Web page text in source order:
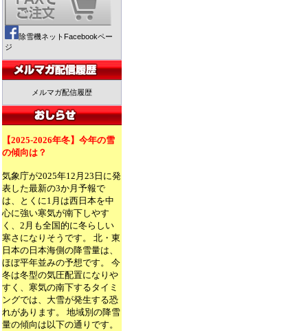
除雪機ネットFacebookペー
ジ
メルマガ配信履歴
【2025-2026年冬】今年の雪
の傾向は？
気象庁が2025年12月23日に発
表した最新の3か月予報で
は、とくに1月は西日本を中
心に強い寒気が南下しやす
く、2月も全国的に冬らしい
寒さになりそうです。 北・東
日本の日本海側の降雪量は、
ほぼ平年並みの予想です。 今
冬は冬型の気圧配置になりや
すく、寒気の南下するタイミ
ングでは、大雪が発生する恐
れがあります。 地域別の降雪
量の傾向は以下の通りです。